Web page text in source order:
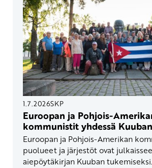
1.7.2026SKP
Euroopan ja Pohjois-
kommunistit yhdessä
Euroopan ja Pohjois-Amerikan
puolueet ja järjestöt ovat
aiepöytäkirjan Kuuban tukemiseksi.